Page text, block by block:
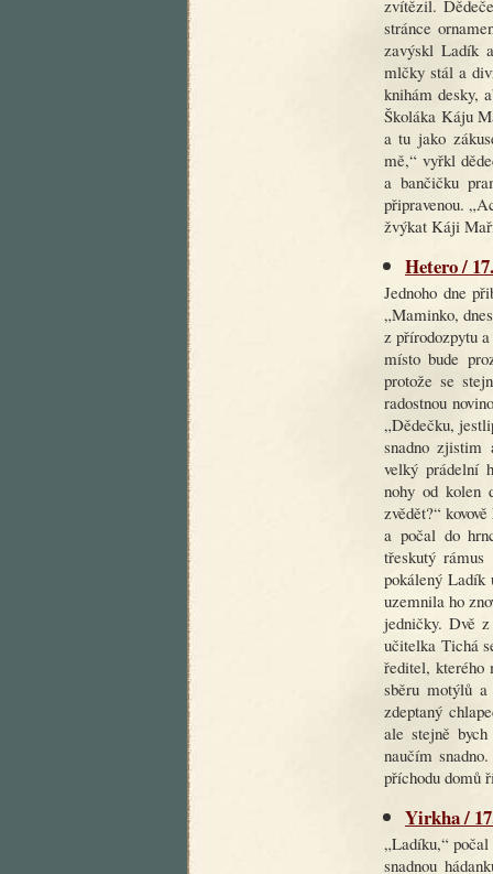
zvítězil.
stránce
zavýskl Ladík
mlčky stál a
knihám desky,
Školáka Káju
a tu jako
mě,“ vyřkl
a bančičku
připravenou.
žvýkat Káji
Hetero /
Jednoho dne
„Maminko,
z přírodozpytu
místo bude
protože se
radostnou
„Dědečku,
snadno zjistim
velký prádelní
nohy od kolen
zvědět?“
a počal do
třeskutý
pokálený Ladík
uzemnila ho
jedničky. Dvě
učitelka Tichá
ředitel, kterého
sběru motýlů
zdeptaný
ale stejně
naučím
příchodu domů
Yirkha /
„Ladíku,“
snadnou